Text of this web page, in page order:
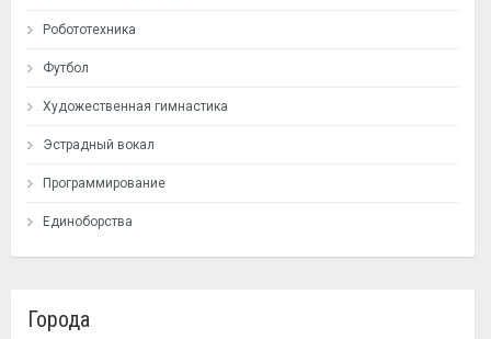
Робототехника
Футбол
Художественная гимнастика
Эстрадный вокал
Программирование
Единоборства
Города